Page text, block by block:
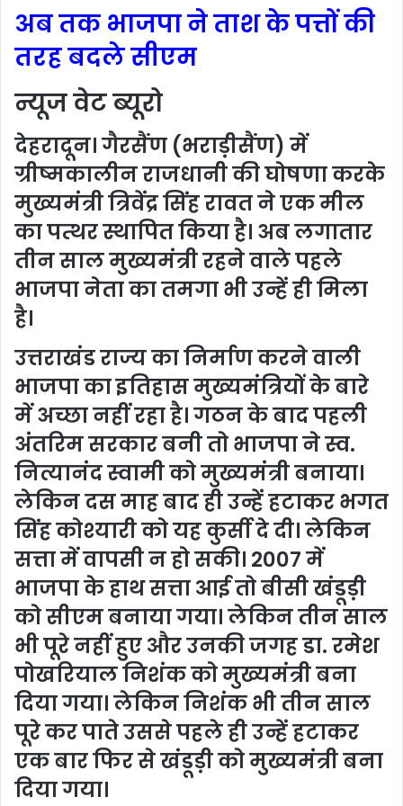
अब तक भाजपा ने ताश के पत्तों की
तरह बदले सीएम
न्यूज वेट ब्यूरो
देहरादून। गैरसैंण (भराड़ीसैंण) में
ग्रीष्मकालीन राजधानी की घोषणा करके
मुख्यमंत्री त्रिवेंद्र सिंह रावत ने एक मील
का पत्थर स्थापित किया है। अब लगातार
तीन साल मुख्यमंत्री रहने वाले पहले
भाजपा नेता का तमगा भी उन्हें ही मिला
है।
उत्तराखंड राज्य का निर्माण करने वाली
भाजपा का इतिहास मुख्यमंत्रियों के बारे
में अच्छा नहीं रहा है। गठन के बाद पहली
अंतरिम सरकार बनी तो भाजपा ने स्व.
नित्यानंद स्वामी को मुख्यमंत्री बनाया।
लेकिन दस माह बाद ही उन्हें हटाकर भगत
सिंह कोश्यारी को यह कुर्सी दे दी। लेकिन
सत्ता में वापसी न हो सकी। 2007 में
भाजपा के हाथ सत्ता आई तो बीसी खंडूड़ी
को सीएम बनाया गया। लेकिन तीन साल
भी पूरे नहीं हुए और उनकी जगह डा. रमेश
पोखरियाल निशंक को मुख्यमंत्री बना
दिया गया। लेकिन निशंक भी तीन साल
पूरे कर पाते उससे पहले ही उन्हें हटाकर
एक बार फिर से खंडूड़ी को मुख्यमंत्री बना
दिया गया।